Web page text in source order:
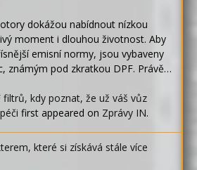
dokážou nabídnout nízkou
moment i dlouhou životnost. Aby
emisní normy, jsou vybaveny
známým pod zkratkou DPF. Právě…
filtrů, kdy poznat, že už váš vůz
first appeared on Zprávy IN.
které si získává stále více